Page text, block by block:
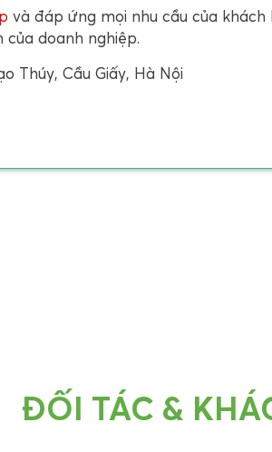
và đáp ứng mọi nhu cầu của
của doanh nghiệp.
Thúy, Cầu Giấy, Hà Nội
ĐỐI TÁC &